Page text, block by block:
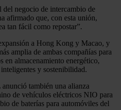
del negocio de intercambio de
afirmado que, con esta unión,
tan fácil como repostar”.
a Hong Kong y Macao, y
amplia de ambas compañías para
en almacenamiento energético,
y sostenibilidad.
también una alianza
de vehículos eléctricos NIO para
de baterías para automóviles del